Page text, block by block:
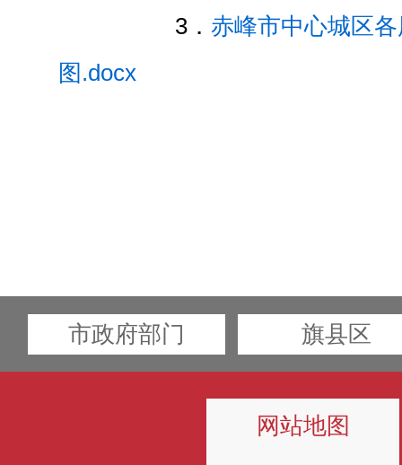
3． 赤峰市中心城区
图.docx
市政府部门 旗县区
网站地图